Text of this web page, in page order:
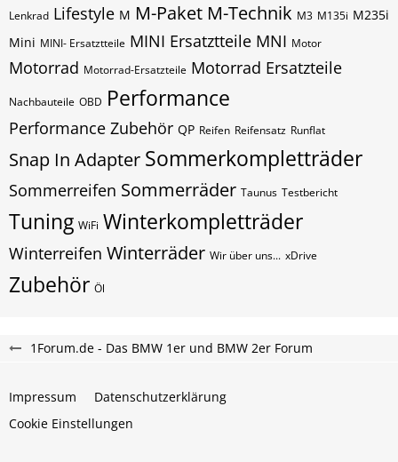
Lenkrad Lifestyle M M-Paket M-Technik M3 M135i M235i
Mini MINI- Ersatztteile MINI Ersatztteile MNI Motor
Motorrad Motorrad-Ersatzteile Motorrad Ersatzteile
Nachbauteile OBD Performance
Performance Zubehör QP Reifen Reifensatz Runflat
Snap In Adapter Sommerkompletträder
Sommerreifen Sommerräder Taunus Testbericht
Tuning WiFi Winterkompletträder
Winterreifen Winterräder Wir über uns... xDrive
Zubehör Öl
1Forum.de - Das BMW 1er und BMW 2er Forum
Impressum
Datenschutzerklärung
Cookie Einstellungen